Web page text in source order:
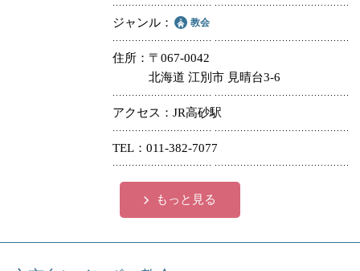
ジャンル 教会
住所
〒067-0042
北海道 江別市 見晴台3-6
アクセス JR高砂駅
TEL 011-382-7077
もっと見る